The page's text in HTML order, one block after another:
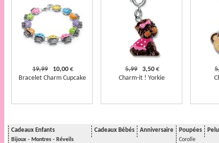
19,99 10,00 €
Bracelet Charm Cupcake
5,99 3,50 €
Charm-it ! Yorkie
Cadeaux Enfants
Bijoux - Montres - Réveils
Cadeaux Bébés Anniversaire Poupées
Corolle